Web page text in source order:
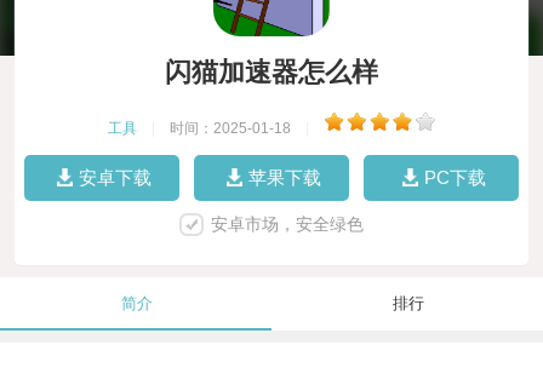
闪猫加速器怎么样
工具 时间：2025-01-18
安卓下载 苹果下载 PC下载
安卓市场，安全绿色
简介 排行